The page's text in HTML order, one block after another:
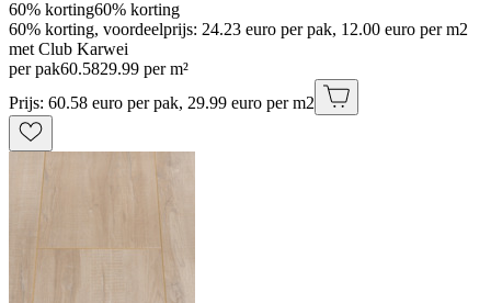
60% korting60% korting
60% korting, voordeelprijs: 24.23 euro per pak, 12.00 euro per m2
met Club Karwei
per pak60.5829.99 per m²
Prijs: 60.58 euro per pak, 29.99 euro per m2